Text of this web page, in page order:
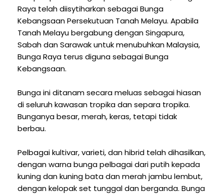
Raya telah diisytiharkan sebagai Bunga
Kebangsaan Persekutuan Tanah Melayu. Apabila
Tanah Melayu bergabung dengan Singapura,
Sabah dan Sarawak untuk menubuhkan Malaysia,
Bunga Raya terus diguna sebagai Bunga
Kebangsaan.
Bunga ini ditanam secara meluas sebagai hiasan
di seluruh kawasan tropika dan separa tropika.
Bunganya besar, merah, keras, tetapi tidak
berbau.
Pelbagai kultivar, varieti, dan hibrid telah dihasilkan,
dengan warna bunga pelbagai dari putih kepada
kuning dan kuning bata dan merah jambu lembut,
dengan kelopak set tunggal dan berganda. Bunga